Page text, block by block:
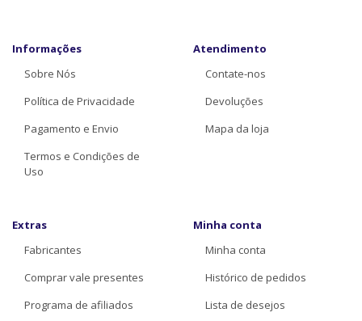
Informações
Sobre Nós
Política de Privacidade
Pagamento e Envio
Termos e Condições de
Uso
Atendimento
Contate-nos
Devoluções
Mapa da loja
Extras
Fabricantes
Comprar vale presentes
Programa de afiliados
Minha conta
Minha conta
Histórico de pedidos
Lista de desejos